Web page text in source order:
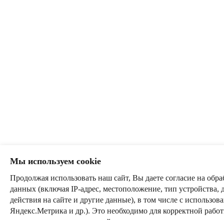
Мы используем cookie
Продолжая использовать наш сайт, Вы даете согласие на
данных (включая IP-адрес, местоположение, тип устройства,
действия на сайте и другие данные), в том числе с
Яндекс.Метрика и др.). Это необходимо для корректной